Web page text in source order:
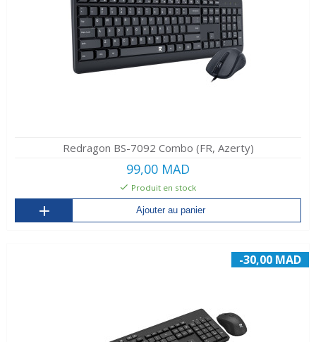
Redragon BS-7092 Combo (FR, Azerty)
99,00 MAD
Produit en stock
Ajouter au panier
-30,00 MAD